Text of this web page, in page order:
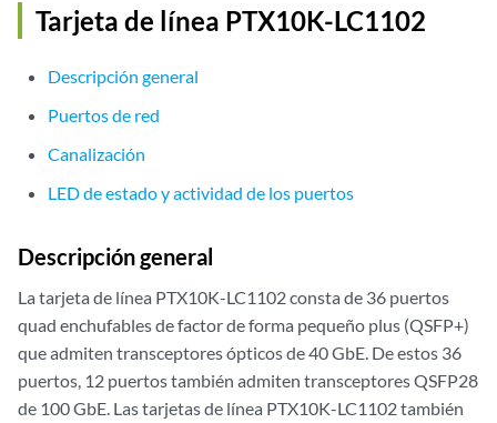
Tarjeta de línea PTX10K-LC1102
Descripción general
Puertos de red
Canalización
LED de estado y actividad de los puertos
Descripción general
La tarjeta de línea PTX10K-LC1102 consta de 36 puertos
quad enchufables de factor de forma pequeño plus (QSFP+)
que admiten transceptores ópticos de 40 GbE. De estos 36
puertos, 12 puertos también admiten transceptores QSFP28
de 100 GbE. Las tarjetas de línea PTX10K-LC1102 también